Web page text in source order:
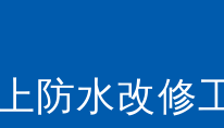
防水改修